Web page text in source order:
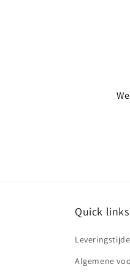
Quick links
Algemene